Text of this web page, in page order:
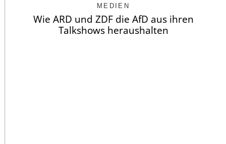
MEDIEN
Wie ARD und ZDF die AfD aus ihren
Talkshows heraushalten